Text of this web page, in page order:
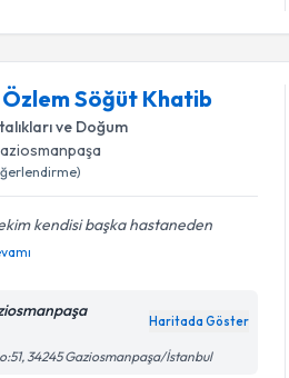
Özlem Söğüt Khatib
ve Doğum
kendisi başka hastaneden
Haritada Göster
34245 Gaziosmanpaşa/İstanbul